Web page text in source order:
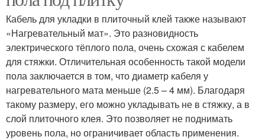
Кабель для укладки в плиточный клей также называют
«Нагревательный мат». Это разновидность
электрического тёплого пола, очень схожая с кабелем
для стяжки. Отличительная особенность такой модели
пола заключается в том, что диаметр кабеля у
нагревательного мата меньше (2.5 – 4 мм). Благодаря
такому размеру, его можно укладывать не в стяжку, а в
слой плиточного клея. Это позволяет не поднимать
уровень пола, но ограничивает область применения.